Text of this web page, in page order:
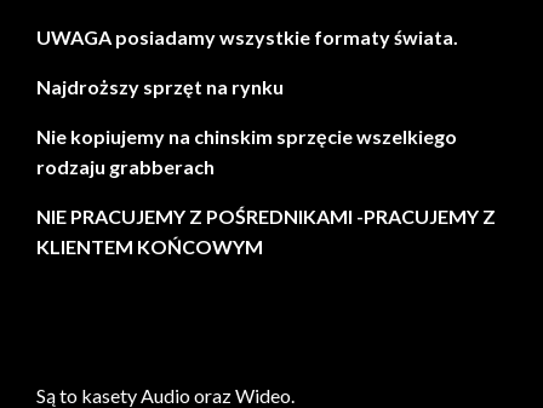
UWAGA posiadamy wszystkie formaty świata.
Najdroższy sprzęt na rynku
Nie kopiujemy na chinskim sprzęcie wszelkiego
rodzaju grabberach
NIE PRACUJEMY Z POŚREDNIKAMI -PRACUJEMY Z
KLIENTEM KOŃCOWYM
Są to kasety Audio oraz Wideo.